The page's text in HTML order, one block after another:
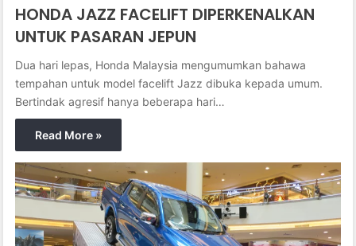
HONDA JAZZ FACELIFT DIPERKENALKAN
UNTUK PASARAN JEPUN
Dua hari lepas, Honda Malaysia mengumumkan bahawa
tempahan untuk model facelift Jazz dibuka kepada umum.
Bertindak agresif hanya beberapa hari…
Read More »